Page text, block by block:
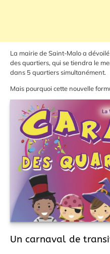
La mairie de Saint-Malo a
des quartiers, qui se tiendra le
dans 5 quartiers simultanément.
Mais pourquoi cette nouvelle
Un carnaval de